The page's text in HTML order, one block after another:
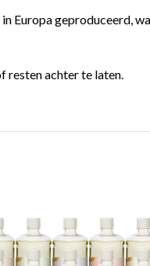
Europa geproduceerd,
resten achter te laten.